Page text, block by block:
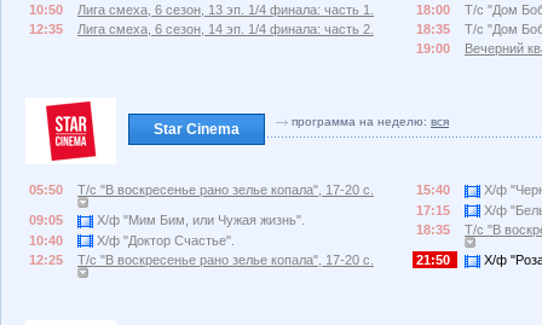
10:50
Лига смеха, 6 сезон, 13 эп. 1/4 финала: часть 1.
12:35
Лига смеха, 6 сезон, 14 эп. 1/4 финала: часть 2.
18:00
Т/с "Дом
18:35
Т/с "Дом
19:00
Вечерний
Star Cinema программа на неделю: вся
05:50 Т/с "В воскресенье рано зелье копала", 17-20 с.
09:05
Х/ф "Мим Бим, или Чужая жизнь".
10:40
Х/ф "Доктор Счастье".
12:25
Т/с "В воскресенье рано зелье копала", 17-20 с.
15:40
Х/ф
17:15
Х/ф
18:35
Т/с "В
21:50 Х/ф